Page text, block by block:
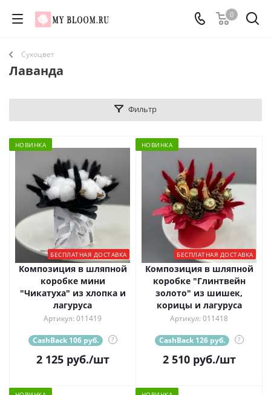
0
Сухоцвет
Лаванда
Фильтр
НОВИНКА
БЕСПЛАТНАЯ ДОСТАВКА
Композиция в шляпной
коробке мини
"Чикатуха" из хлопка и
лагуруса
Артикул: 011419
CashBack 106 руб. ?
2 125руб./шт
НОВИНКА
БЕСПЛАТНАЯ ДОСТАВКА
Композиция в шляпной
коробке "Глинтвейн
золото" из шишек,
корицы и лагуруса
Артикул: 011418
CashBack 126 руб. ?
2 510руб./шт